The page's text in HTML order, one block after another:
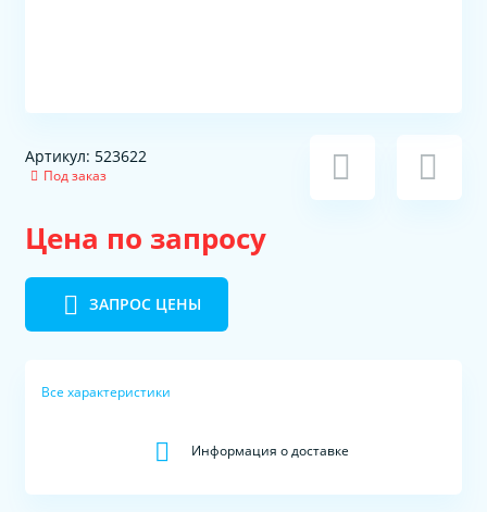
Артикул: 523622
Под заказ
Цена по запросу
ЗАПРОС ЦЕНЫ
Все характеристики
Информация о доставке